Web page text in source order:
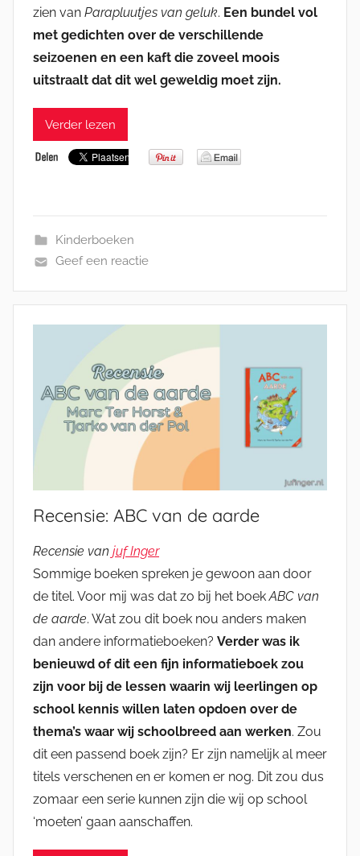
zien van Parapluutjes van geluk. Een bundel vol
met gedichten over de verschillende
seizoenen en een kaft die zoveel moois
uitstraalt dat dit wel geweldig moet zijn.
Verder lezen
Kinderboeken
Geef een reactie
Recensie: ABC van de aarde
Recensie van juf Inger
Sommige boeken spreken je gewoon aan door
de titel. Voor mij was dat zo bij het boekABC van
de aarde. Wat zou dit boek nou anders maken
dan andere informatieboeken? Verder was ik
benieuwd of dit een fijn informatieboek zou
zijn voor bij de lessen waarin wij leerlingen op
school kennis willen laten opdoen over de
thema’s waar wij schoolbreed aan werken. Zou
dit een passend boek zijn? Er zijn namelijk al meer
titels verschenen en er komen er nog. Dit zou dus
zomaar een serie kunnen zijn die wij op school
‘moeten’ gaan aanschaffen.